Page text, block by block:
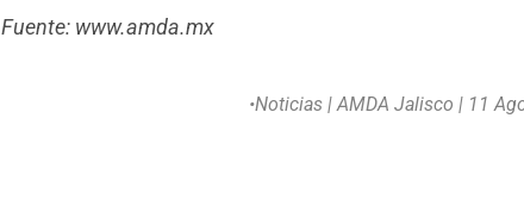
Fuente: www.amda.mx
•Noticias | AMDA Jalisco | 11